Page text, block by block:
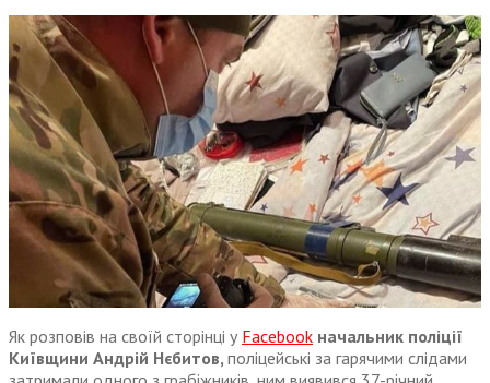
Як розповів на своїй сторінці у Facebook начальник поліції
Київщини Андрій Нєбитов, поліцейські за гарячими слідами